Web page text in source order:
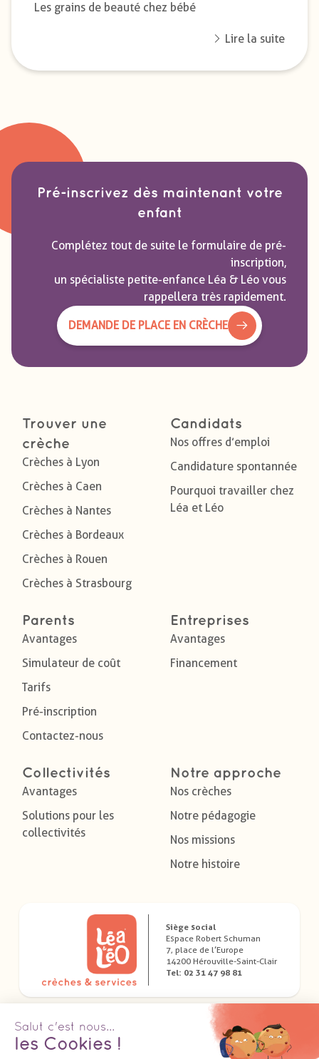
Les grains de beauté chez bébé
Lire la suite
Pré-inscrivez dès maintenant votre
enfant
Complétez tout de suite le formulaire de pré-
inscription,
un spécialiste petite-enfance Léa & Léo vous
rappellera très rapidement.
DEMANDE DE PLACE EN CRÈCHE
Trouver une
crèche
Crèches à Lyon
Crèches à Caen
Crèches à Nantes
Crèches à Bordeaux
Crèches à Rouen
Crèches à Strasbourg
Candidats
Nos offres d’emploi
Candidature spontannée
Pourquoi travailler chez
Léa et Léo
Parents
Avantages
Simulateur de coût
Tarifs
Pré-inscription
Contactez-nous
Entreprises
Avantages
Financement
Collectivités
Avantages
Solutions pour les
collectivités
Notre approche
Nos crèches
Notre pédagogie
Nos missions
Notre histoire
Siège social
Espace Robert Schuman
7, place de l’Europe
14200 Hérouville-Saint-Clair
Tel: 02 31 47 98 81
Télécharger nos applications dédiées